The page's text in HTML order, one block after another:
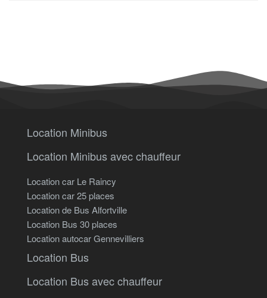
Location Minibus
Location Minibus avec chauffeur
Location car Le Raincy
Location car 25 places
Location de Bus Alfortville
Location Bus 30 places
Location autocar Gennevilliers
Location Bus
Location Bus avec chauffeur